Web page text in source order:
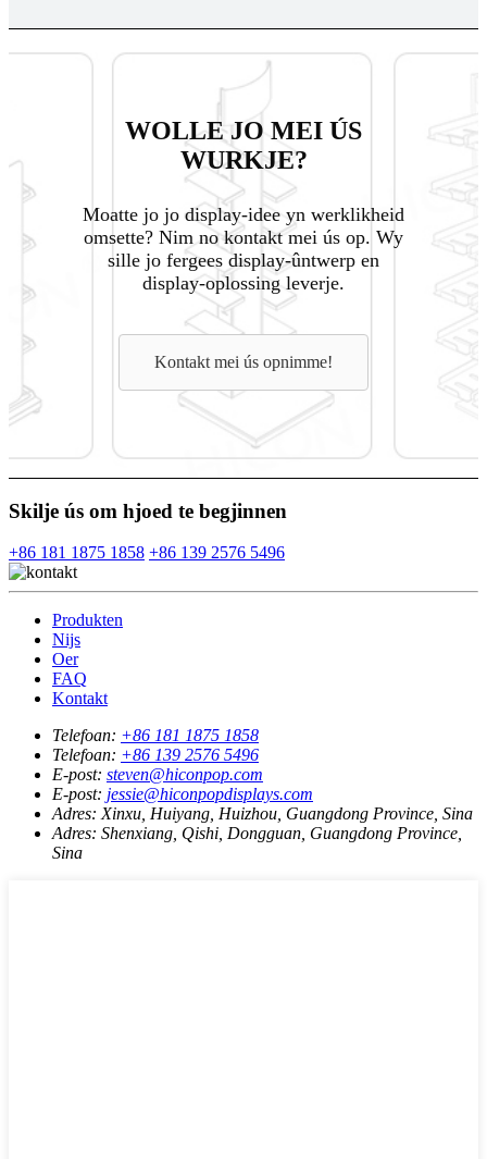
WOLLE JO MEI ÚS
WURKJE?
Moatte jo jo display-idee yn werklikheid
omsette? Nim no kontakt mei ús op. Wy
sille jo fergees display-ûntwerp en
display-oplossing leverje.
Kontakt mei ús opnimme!
Skilje ús om hjoed te begjinnen
+86 181 1875 1858 +86 139 2576 5496
Produkten
Nijs
Oer
FAQ
Kontakt
Telefoan: +86 181 1875 1858
Telefoan: +86 139 2576 5496
E-post: steven@hiconpop.com
E-post: jessie@hiconpopdisplays.com
Adres: Xinxu, Huiyang, Huizhou, Guangdong Province, Sina
Adres: Shenxiang, Qishi, Dongguan, Guangdong Province,
Sina